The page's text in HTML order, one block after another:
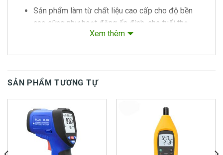
Sản phẩm làm từ chất liệu cao cấp cho độ bền
cao cũng như hoạt động ổn định, cho tuổi thọ
Sản phẩm đến từ thương hiệu INGCO là thương
dụng chất lượng cao giá thành phù hợp với
Hoạt động mạnh mẽ, hiệu suất cao.
Dễ điều khiển và kiểm soát.
Thiết kế tiện dụng dễ dàng bảo quản và cất giữ.
Xem thêm
SẢN PHẨM TƯƠNG TỰ